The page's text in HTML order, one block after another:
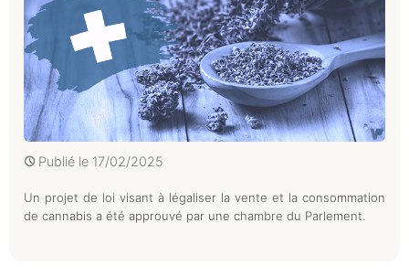
Publié le 17/02/2025
Un projet de loi visant à légaliser la vente et la consommation
de cannabis a été approuvé par une chambre du Parlement.